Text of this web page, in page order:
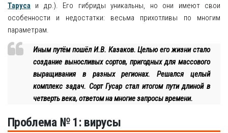
Таруса и др.). Его гибриды уникальны, но они имеют свои
особенности и недостатки: весьма прихотливы по многим
параметрам.
Иным путём пошёл И.В. Казаков. Целью его жизни стало
создание выносливых сортов, пригодных для массового
выращивания в разных регионах. Решался целый
комплекс задач. Сорт Гусар стал итогом пути длиной в
четверть века, ответом на многие запросы времени.
Проблема № 1: вирусы